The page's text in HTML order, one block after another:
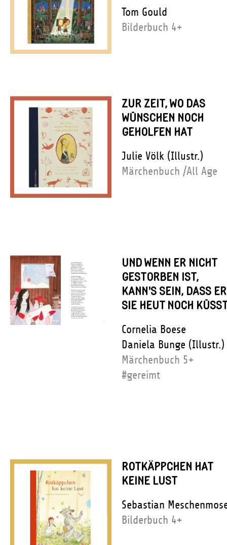
Tom Gould
Bilderbuch 4+
ZUR ZEIT, WO DAS
WÜNSCHEN NOCH
GEHOLFEN HAT
Julie Völk (Illustr.)
Märchenbuch /All Age
UND WENN ER NICHT
GESTORBEN IST,
KANN'S SEIN, DASS ER
SIE HEUT NOCH
Cornelia Boese
Daniela Bunge (Illustr.)
Märchenbuch 5+
#gereimt
ROTKÄPPCHEN HAT
KEINE LUST
Sebastian
Bilderbuch 4+